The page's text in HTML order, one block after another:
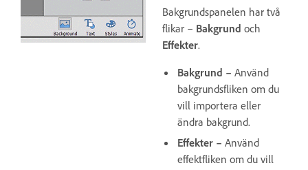
Bakgrundspanelen har två
flikar – Bakgrund och
Effekter.
Bakgrund – Använd
bakgrundsfliken om du
vill importera eller
ändra bakgrund.
Effekter – Använd
effektfliken om du vill